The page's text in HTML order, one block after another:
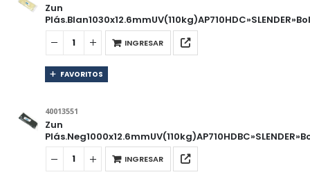
Zun
INGRESAR
FAVORITOS
40013551
Zun
INGRESAR